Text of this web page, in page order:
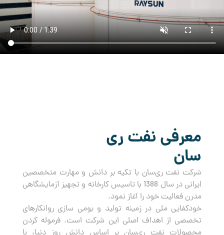
معرفی نفت ری
سان
شرکت نفت ری‌سان با تکیه بر دانش و مهارت متخصصین
ایرانی در سال 1388 با تاسیس کارخانه و تجهیز آزمایشگاهی
مدرن فعالیت خود را آغاز نمود.
خودکفایی ملی در زمینه تولید و بومی سازی روانکارهای
تخصصی از اهداف اصلی این شرکت است. فرموله کردن